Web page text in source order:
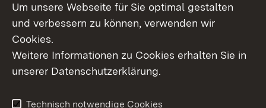
Erklärung zur
Benutzungshinweise
Um unsere Webseite für Sie optimal gestalten
und verbessern zu können, verwenden wir
Cookies.
Weitere Informationen zu Cookies erhalten Sie in
unserer Datenschutzerklärung.
Technisch notwendige Cookies